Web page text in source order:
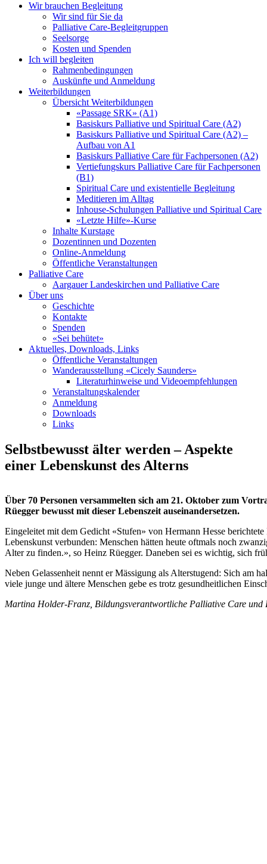
Wir brauchen Begleitung
Wir sind für Sie da
Palliative Care-Begleitgruppen
Seelsorge
Kosten und Spenden
Ich will begleiten
Rahmenbedingungen
Auskünfte und Anmeldung
Weiterbildungen
Übersicht Weiterbildungen
«Passage SRK» (A1)
Basiskurs Palliative und Spiritual Care (A2)
Basiskurs Palliative und Spiritual Care (A2) –
Aufbau von A1
Basiskurs Palliative Care für Fachpersonen (A2)
Vertiefungskurs Palliative Care für Fachpersonen
(B1)
Spiritual Care und existentielle Begleitung
Meditieren im Alltag
Inhouse-Schulungen Palliative und Spiritual Care
«Letzte Hilfe»-Kurse
Inhalte Kurstage
Dozentinnen und Dozenten
Online-Anmeldung
Öffentliche Veranstaltungen
Palliative Care
Aargauer Landeskirchen und Palliative Care
Über uns
Geschichte
Kontakte
Spenden
«Sei behütet»
Aktuelles, Downloads, Links
Öffentliche Veranstaltungen
Wanderausstellung «Cicely Saunders»
Literaturhinweise und Videoempfehlungen
Veranstaltungskalender
Anmeldung
Downloads
Links
Selbstbewusst älter werden – Aspekte
einer Lebenskunst des Alterns
Über 70 Personen versammelten sich am 21. Oktober zum
Rüegger bewusst mit dieser Lebenszeit auseinandersetzen.
Eingeleitet mit dem Gedicht «Stufen» von Hermann Hesse
Lebenskunst verbunden: Menschen hätten heute oftmals noch
Alter zu finden.», so Heinz Rüegger. Daneben sei es wichtig, sich
Neben Gelassenheit nennt er Mässigung als Alterstugend: Sich am
viele junge und ältere Menschen gebe es trotz gesundheitlichen
Martina Holder-Franz, Bildungsverantwortliche Palliative Care und